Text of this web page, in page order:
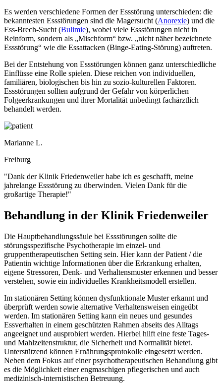
Es werden verschiedene Formen der Essstörung unterschieden: die
bekanntesten Essstörungen sind die Magersucht (Anorexie) und die
Ess-Brech-Sucht (Bulimie), wobei viele Essstörungen nicht in
Reinform, sondern als „Mischform“ bzw. „nicht näher bezeichnete
Essstörung“ wie die Essattacken (Binge-Eating-Störung) auftreten.
Bei der Entstehung von Essstörungen können ganz unterschiedliche
Einflüsse eine Rolle spielen. Diese reichen von individuellen,
familiären, biologischen bis hin zu sozio-kulturellen Faktoren.
Essstörungen sollten aufgrund der Gefahr von körperlichen
Folgeerkrankungen und ihrer Mortalität unbedingt fachärztlich
behandelt werden.
Marianne L.
Freiburg
"Dank der Klinik Friedenweiler habe ich es geschafft, meine
jahrelange Essstörung zu überwinden. Vielen Dank für die
großartige Therapie!"
Behandlung in der Klinik Friedenweiler
Die Hauptbehandlungssäule bei Essstörungen sollte die
störungsspezifische Psychotherapie im einzel- und
gruppentherapeutischen Setting sein. Hier kann der Patient / die
Patientin wichtige Informationen über die Erkrankung erhalten,
eigene Stressoren, Denk- und Verhaltensmuster erkennen und besser
verstehen, sowie ein individuelles Krankheitsmodell erstellen.
Im stationären Setting können dysfunktionale Muster erkannt und
überprüft werden sowie alternative Verhaltensweisen eingeübt
werden. Im stationären Setting kann ein neues und gesundes
Essverhalten in einem geschützten Rahmen abseits des Alltags
angeeignet und ausprobiert werden. Hierbei hilft eine feste Tages-
und Mahlzeitenstruktur, die Sicherheit und Normalität bietet.
Unterstützend können Ernährungsprotokolle eingesetzt werden.
Neben dem Fokus auf einer psychotherapeutischen Behandlung gibt
es die Möglichkeit einer engmaschigen pflegerischen und auch
medizinisch-internistischen Betreuung.